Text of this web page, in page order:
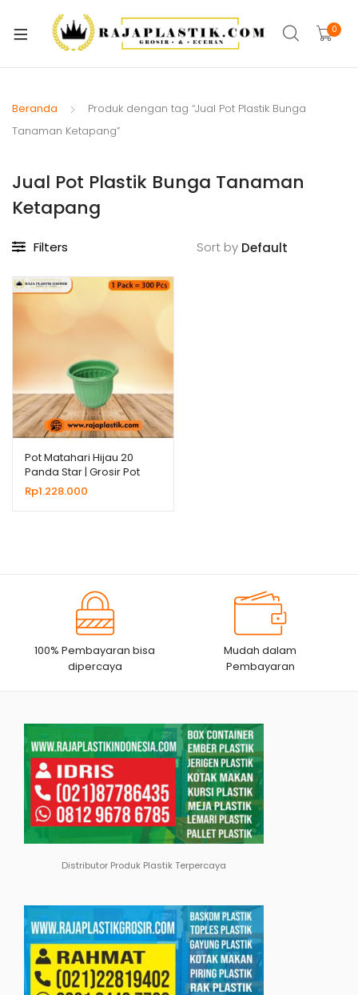
0
Beranda
Produk dengan tag “Jual Pot Plastik Bunga
Tanaman Ketapang”
Jual Pot Plastik Bunga Tanaman
Ketapang
Filters Sort by
Pot Matahari Hijau 20
Panda Star | Grosir Pot
Plastik Untuk Bunga
Tanaman Hias
Rp1.228.000
100% Pembayaran bisa
dipercaya
Mudah dalam
Pembayaran
Distributor Produk Plastik Terpercaya